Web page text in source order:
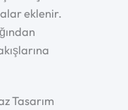
eklenir.
Tasarım